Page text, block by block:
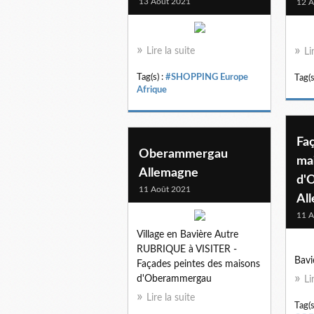
Lire la suite
Tag(s) : #SHOPPING Europe
Afrique
12
11
Oberammergau
Allemagne
11 Août 2021
Village en Bavière Autre
RUBRIQUE à VISITER -
Façades peintes des maisons
d'Oberammergau
Lire la suite